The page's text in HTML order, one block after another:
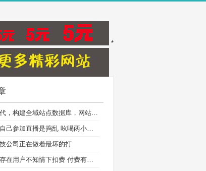
*
AI检索时代，构建全域站点数据库，网站库上线运营
俞敏洪称自己参加直播是捣乱 吆喝两小时销售额100多万
公司正在做着最坏的打
知乎否认存在用户不知情下扣费 付费有标准的通知流程